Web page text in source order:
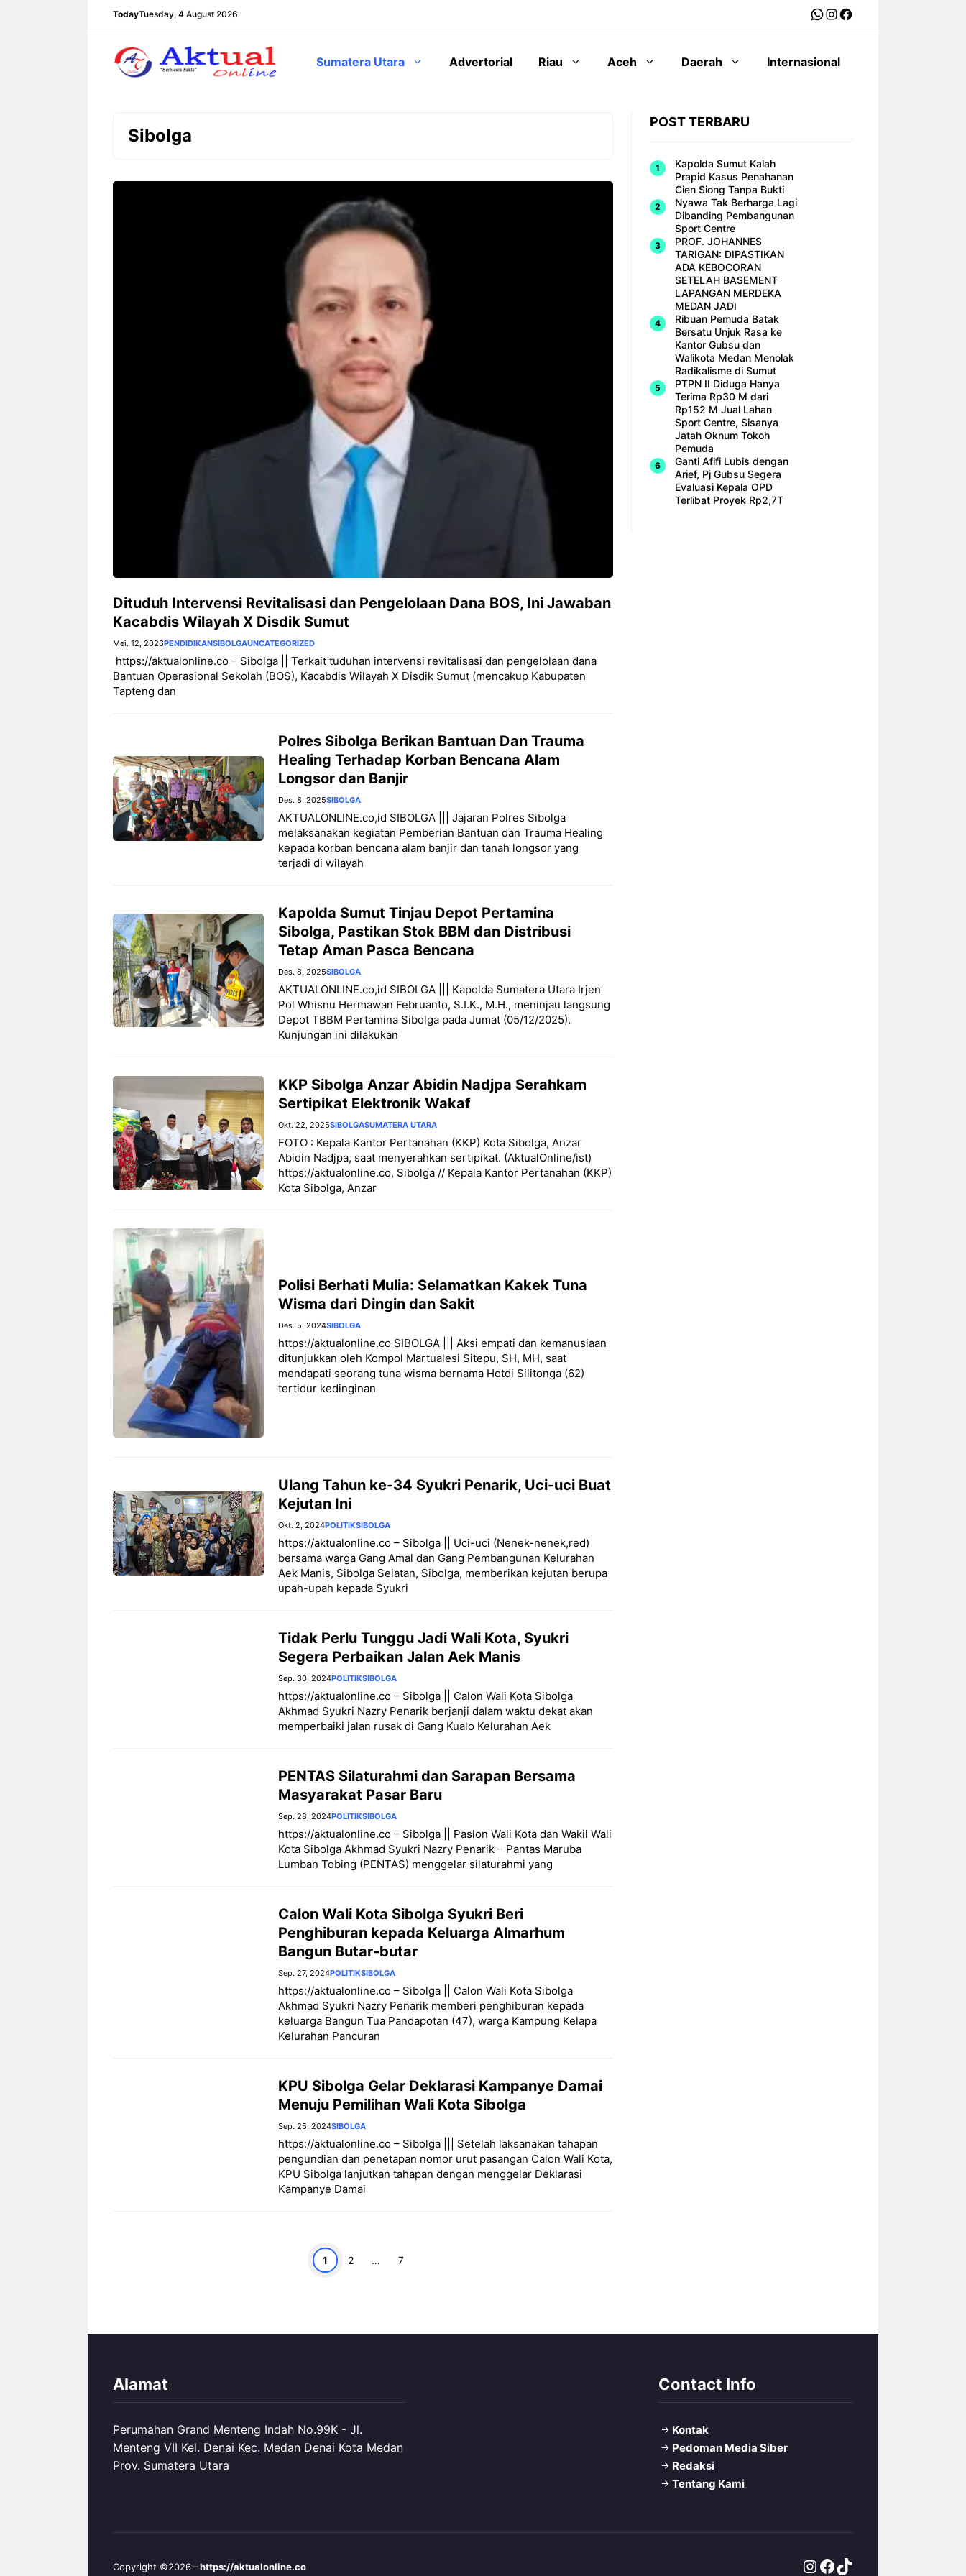
TodayTuesday, 4 August 2026 WhatsApp
Instagram
Facebook
Sumatera Utara Advertorial Riau Aceh Daerah Internasional
Sibolga
‎Dituduh Intervensi Revitalisasi dan Pengelolaan Dana BOS, Ini Jawaban
Kacabdis Wilayah X Disdik Sumut ‎
Mei. 12, 2026PENDIDIKANSIBOLGAUNCATEGORIZED
‎ ‎https://aktualonline.co – Sibolga || Terkait tuduhan intervensi revitalisasi dan pengelolaan dana
Bantuan Operasional Sekolah (BOS), Kacabdis Wilayah X Disdik Sumut (mencakup Kabupaten
Tapteng dan
Polres Sibolga Berikan Bantuan Dan Trauma
Healing Terhadap Korban Bencana Alam
Longsor dan Banjir
Des. 8, 2025SIBOLGA
AKTUALONLINE.co,id SIBOLGA ||| Jajaran Polres Sibolga
melaksanakan kegiatan Pemberian Bantuan dan Trauma Healing
kepada korban bencana alam banjir dan tanah longsor yang
terjadi di wilayah
Kapolda Sumut Tinjau Depot Pertamina
Sibolga, Pastikan Stok BBM dan Distribusi
Tetap Aman Pasca Bencana
Des. 8, 2025SIBOLGA
AKTUALONLINE.co,id SIBOLGA ||| Kapolda Sumatera Utara Irjen
Pol Whisnu Hermawan Februanto, S.I.K., M.H., meninjau langsung
Depot TBBM Pertamina Sibolga pada Jumat (05/12/2025).
Kunjungan ini dilakukan
KKP Sibolga Anzar Abidin Nadjpa Serahkam
Sertipikat Elektronik Wakaf
Okt. 22, 2025SIBOLGASUMATERA UTARA
‎FOTO : Kepala Kantor Pertanahan (KKP) Kota Sibolga, Anzar
Abidin Nadjpa, saat menyerahkan sertipikat. (AktualOnline/ist)
https://aktualonline.co, Sibolga // Kepala Kantor Pertanahan (KKP)
Kota Sibolga, Anzar
Polisi Berhati Mulia: Selamatkan Kakek Tuna
Wisma dari Dingin dan Sakit
Des. 5, 2024SIBOLGA
https://aktualonline.co SIBOLGA ||| Aksi empati dan kemanusiaan
ditunjukkan oleh Kompol Martualesi Sitepu, SH, MH, saat
mendapati seorang tuna wisma bernama Hotdi Silitonga (62)
tertidur kedinginan
Ulang Tahun ke-34 Syukri Penarik, Uci-uci Buat
Kejutan Ini
Okt. 2, 2024POLITIKSIBOLGA
https://aktualonline.co – Sibolga || Uci-uci (Nenek-nenek,red)
bersama warga Gang Amal dan Gang Pembangunan Kelurahan
Aek Manis, Sibolga Selatan, Sibolga, memberikan kejutan berupa
upah-upah kepada Syukri
Tidak Perlu Tunggu Jadi Wali Kota, Syukri
Segera Perbaikan Jalan Aek Manis
Sep. 30, 2024POLITIKSIBOLGA
https://aktualonline.co – Sibolga || Calon Wali Kota Sibolga
Akhmad Syukri Nazry Penarik berjanji dalam waktu dekat akan
memperbaiki jalan rusak di Gang Kualo Kelurahan Aek
PENTAS Silaturahmi dan Sarapan Bersama
Masyarakat Pasar Baru
Sep. 28, 2024POLITIKSIBOLGA
https://aktualonline.co – Sibolga || Paslon Wali Kota dan Wakil Wali
Kota Sibolga Akhmad Syukri Nazry Penarik – Pantas Maruba
Lumban Tobing (PENTAS) menggelar silaturahmi yang
Calon Wali Kota Sibolga Syukri Beri
Penghiburan kepada Keluarga Almarhum
Bangun Butar-butar
Sep. 27, 2024POLITIKSIBOLGA
https://aktualonline.co – Sibolga || Calon Wali Kota Sibolga
Akhmad Syukri Nazry Penarik memberi penghiburan kepada
keluarga Bangun Tua Pandapotan (47), warga Kampung Kelapa
Kelurahan Pancuran
KPU Sibolga Gelar Deklarasi Kampanye Damai
Menuju Pemilihan Wali Kota Sibolga
Sep. 25, 2024SIBOLGA
https://aktualonline.co – Sibolga ||| Setelah laksanakan tahapan
pengundian dan penetapan nomor urut pasangan Calon Wali Kota,
KPU Sibolga lanjutkan tahapan dengan menggelar Deklarasi
Kampanye Damai
Halaman
1 Halaman
2 … Halaman
7
POST TERBARU
Kapolda Sumut Kalah
Prapid Kasus Penahanan
Cien Siong Tanpa Bukti
Nyawa Tak Berharga Lagi
Dibanding Pembangunan
Sport Centre
PROF. JOHANNES
TARIGAN: DIPASTIKAN
ADA KEBOCORAN
SETELAH BASEMENT
LAPANGAN MERDEKA
MEDAN JADI
Ribuan Pemuda Batak
Bersatu Unjuk Rasa ke
Kantor Gubsu dan
Walikota Medan Menolak
Radikalisme di Sumut
PTPN II Diduga Hanya
Terima Rp30 M dari
Rp152 M Jual Lahan
Sport Centre, Sisanya
Jatah Oknum Tokoh
Pemuda
Ganti Afifi Lubis dengan
Arief, Pj Gubsu Segera
Evaluasi Kepala OPD
Terlibat Proyek Rp2,7T
Alamat
Perumahan Grand Menteng Indah No.99K - Jl.
Menteng VII Kel. Denai Kec. Medan Denai Kota Medan
Prov. Sumatera Utara
Contact Info
Kontak
Pedoman Media Siber
Redaksi
Tentang Kami
Copyright ©2026 https://aktualonline.co Instagram
Facebook
TikTok